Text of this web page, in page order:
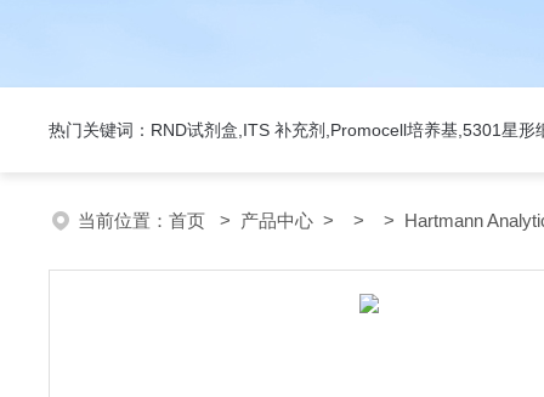
热门关键词：RND试剂盒,ITS 补充剂,Promocell培养基,5301星形
当前位置： 首页 > 产品中心 > > > Hartmann